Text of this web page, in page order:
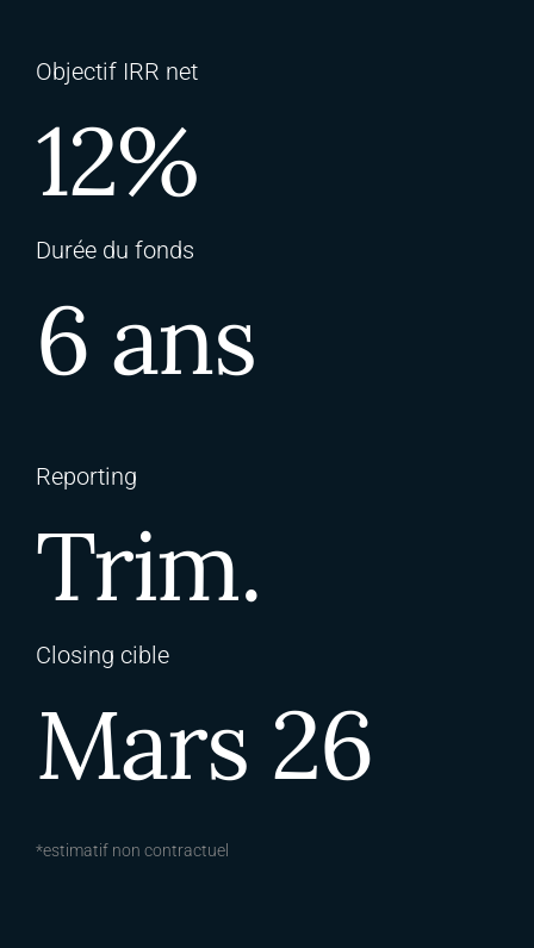
Objectif IRR net
12%
Durée du fonds
6 ans
Reporting
Trim.
Closing cible
Mars 26
*estimatif non contractuel